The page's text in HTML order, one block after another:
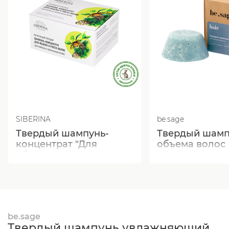
SIBERINA
Твердый шампунь-
концентрат "Для
be.sage
Твердый
объема волос
be.sage